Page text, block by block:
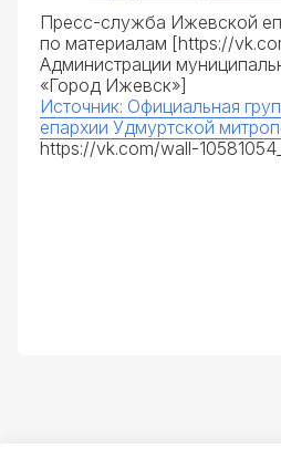
Пресс-служба Ижевской
по материалам [https://
Администрации
«Город Ижевск»]
Источник: Официальная
епархии Удмуртской
https://vk.com/wall-